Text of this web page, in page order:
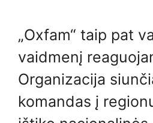
„Oxfam“ taip pat
vaidmenį
Organizacija
komandas į